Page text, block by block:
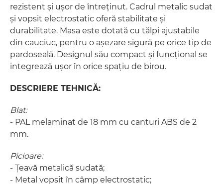
rezistent și ușor de întreținut. Cadrul metalic sudat
și vopsit electrostatic oferă stabilitate și
durabilitate. Masa este dotată cu tălpi ajustabile
din cauciuc, pentru o așezare sigură pe orice tip de
pardoseală. Designul său compact și funcțional se
integrează ușor în orice spațiu de birou.
DESCRIERE TEHNICĂ:
Blat:
- PAL melaminat de 18 mm cu canturi ABS de 2
mm.
Picioare:
- Țeavă metalică sudată;
- Metal vopsit în câmp electrostatic;